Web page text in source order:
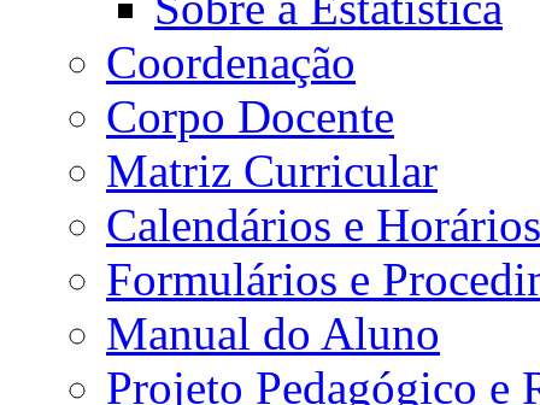
Coordenação
Corpo Docente
Matriz Curricular
Calendários e Horários
Formulários e
Manual do Aluno
Projeto Pedagógico e